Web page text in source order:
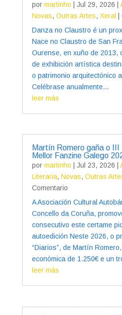
por martinho Jul 29, 2026
Novas, Outras Artes, Xeral
Danza no Claustro é un
Nace no Claustro de San
Ourense, en xuño de 2013,
de exhibición artística
o patrimonio arquitectónico
Celébrase anualmente...
leer más
Martín Romero gaña o
Mellor Fanzine Galego
por martinho Jul 23, 2026
Literaria, Novas, Outras
Comentario
A Asociación Cultural
Concello da Coruña,
consecutivo este certame
autoedición Neste 2026, o
“Diarios”, de Martín
económica de 1.250€ e un
leer más